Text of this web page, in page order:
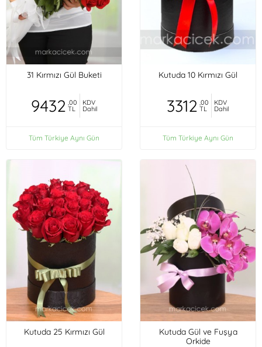
31 Kırmızı Gül Buketi
9432 ,00
TL
KDV
Dahil
Tüm Türkiye Aynı Gün
Kutuda 10 Kırmızı Gül
3312 ,00
TL
KDV
Dahil
Tüm Türkiye Aynı Gün
Kutuda 25 Kırmızı Gül
Kutuda Gül ve Fuşya
Orkide